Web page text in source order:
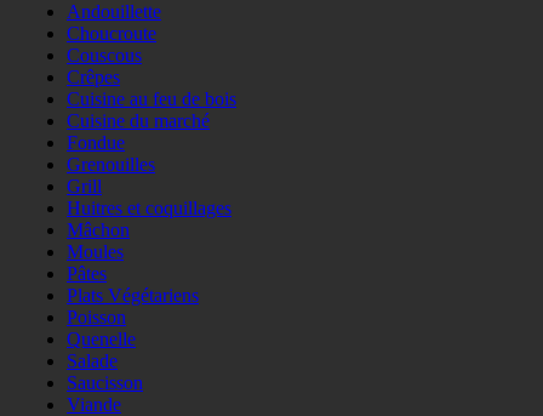
Andouillette
Choucroute
Couscous
Crêpes
Cuisine au feu de bois
Cuisine du marché
Fondue
Grenouilles
Grill
Huitres et coquillages
Mâchon
Moules
Pâtes
Plats Végétariens
Poisson
Quenelle
Salade
Saucisson
Viande